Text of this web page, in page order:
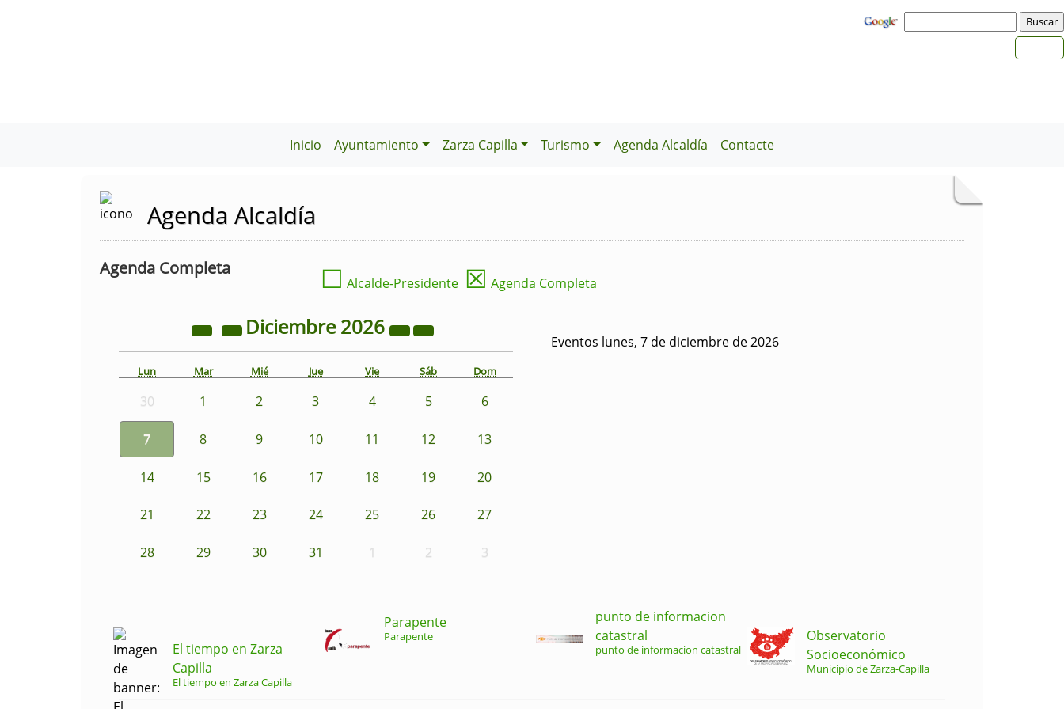
Inicio Ayuntamiento Zarza Capilla Turismo Agenda Alcaldía Contacte
Agenda Alcaldía
Agenda Completa ☐ Alcalde-Presidente ☒ Agenda Completa
Diciembre2026
Lun Mar Mié Jue Vie Sáb Dom
30 1 2 3 4 5 6
7 8 9 10 11 12 13
14 15 16 17 18 19 20
21 22 23 24 25 26 27
28 29 30 31 1 2 3
Eventos lunes, 7 de diciembre de 2026
El tiempo en Zarza
Capilla
El tiempo en Zarza Capilla
Parapente
Parapente
punto de informacion
catastral
punto de informacion catastral
Observatorio
Socioeconómico
Municipio de Zarza-Capilla